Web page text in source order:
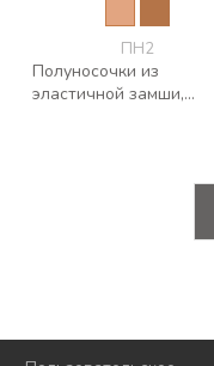
ПН2
Полуносочки из
эластичной замши,